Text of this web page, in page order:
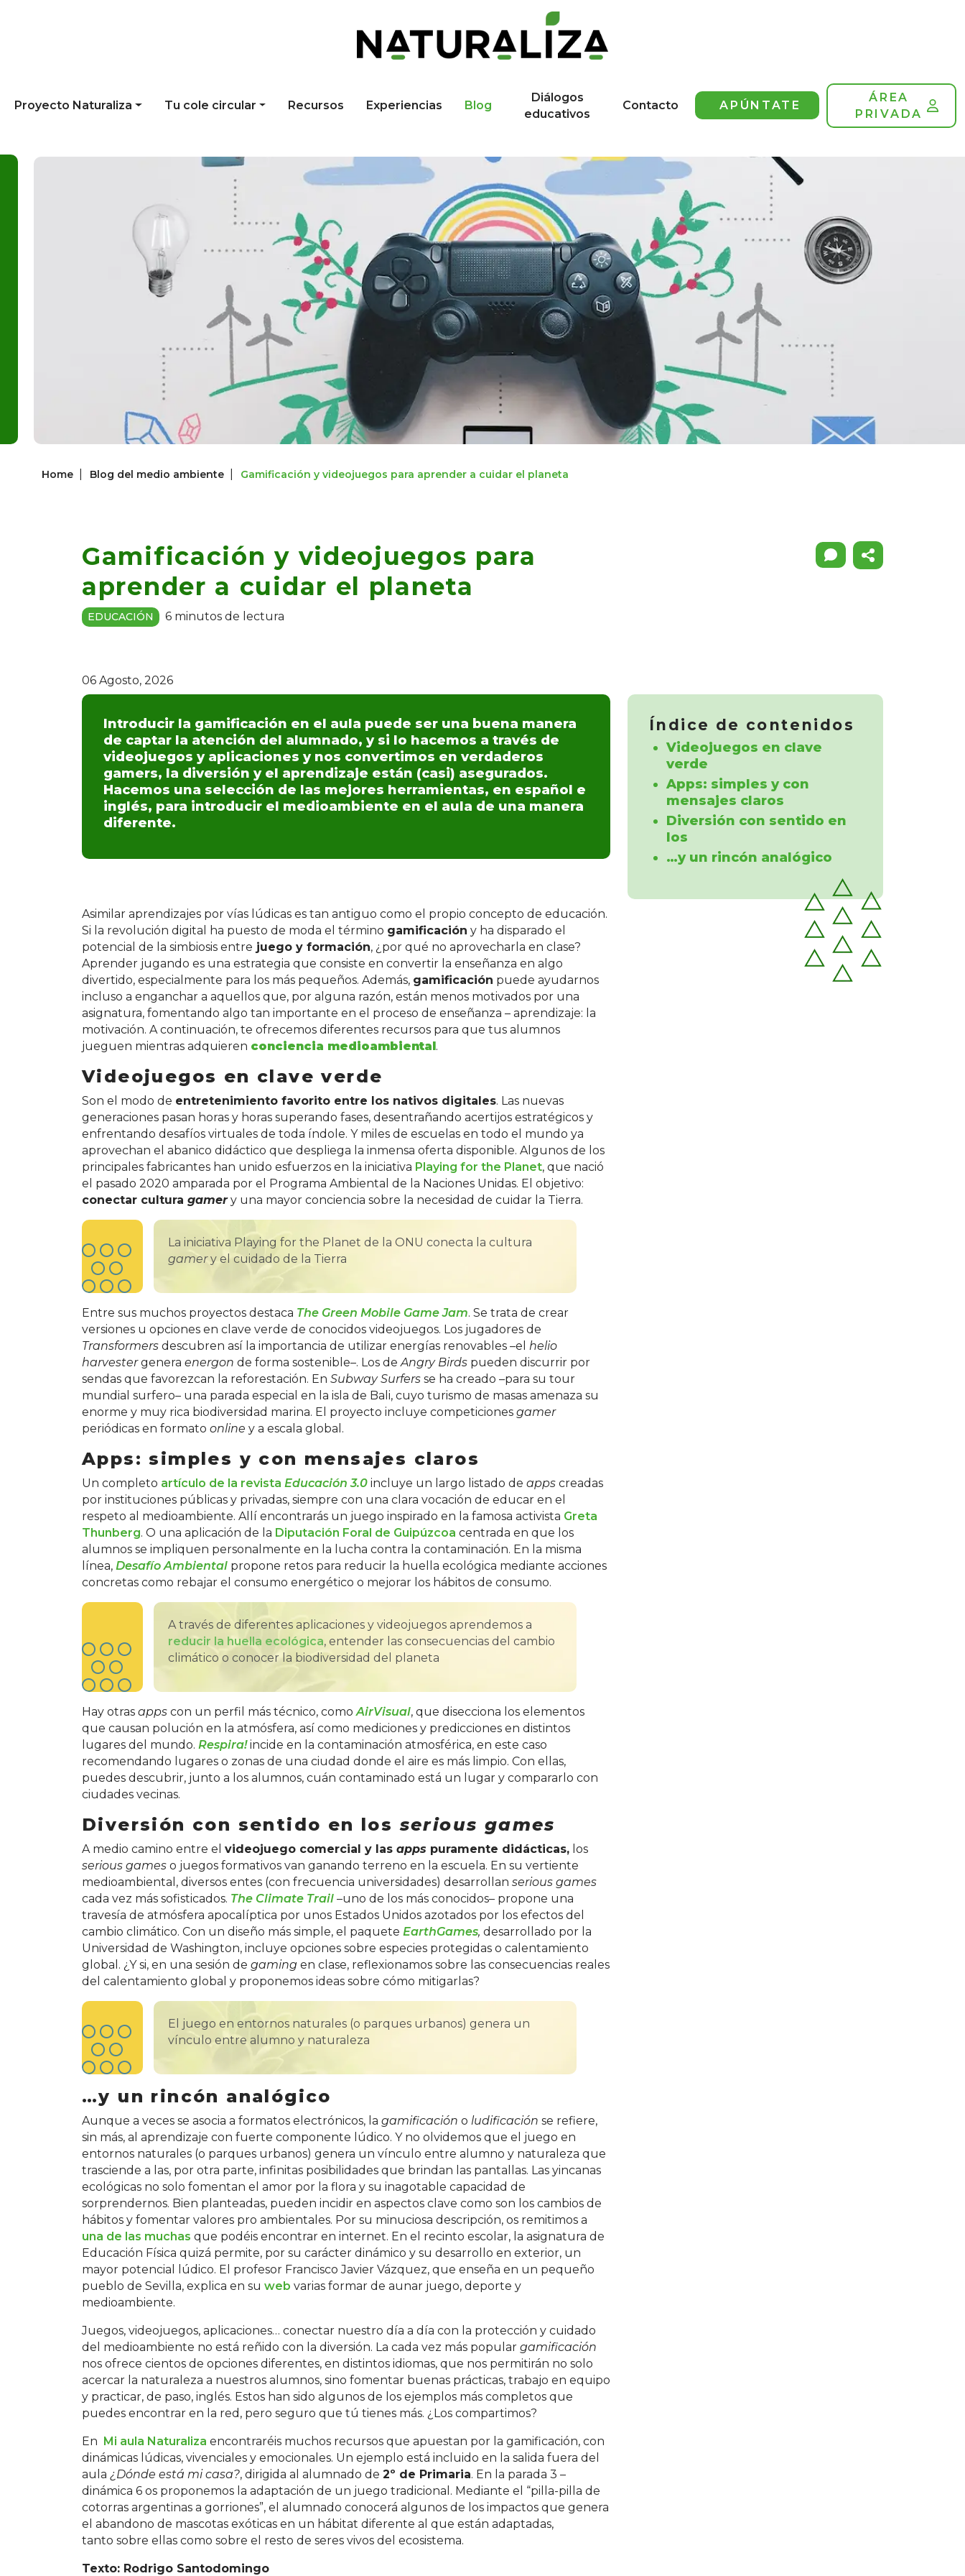
Proyecto Naturaliza Tu cole circular Recursos Experiencias Blog
Diálogos
educativos
Contacto APÚNTATE
ÁREA
PRIVADA
Home Blog del medio ambiente Gamificación y videojuegos para aprender a cuidar el planeta
Gamificación y videojuegos para
aprender a cuidar el planeta
EDUCACIÓN 6 minutos de lectura
06 Agosto, 2026
Introducir la gamificación en el aula puede ser una buena manera
de captar la atención del alumnado, y si lo hacemos a través de
videojuegos y aplicaciones y nos convertimos en verdaderos
gamers, la diversión y el aprendizaje están (casi) asegurados.
Hacemos una selección de las mejores herramientas, en español e
inglés, para introducir el medioambiente en el aula de una manera
diferente.
Asimilar aprendizajes por vías lúdicas es tan antiguo como el propio concepto de educación.
Si la revolución digital ha puesto de moda el término gamificación y ha disparado el
potencial de la simbiosis entre juego y formación, ¿por qué no aprovecharla en clase?
Aprender jugando es una estrategia que consiste en convertir la enseñanza en algo
divertido, especialmente para los más pequeños. Además, gamificación puede ayudarnos
incluso a enganchar a aquellos que, por alguna razón, están menos motivados por una
asignatura, fomentando algo tan importante en el proceso de enseñanza – aprendizaje: la
motivación. A continuación, te ofrecemos diferentes recursos para que tus alumnos
jueguen mientras adquieren conciencia medioambiental.
Videojuegos en clave verde
Son el modo de entretenimiento favorito entre los nativos digitales. Las nuevas
generaciones pasan horas y horas superando fases, desentrañando acertijos estratégicos y
enfrentando desafíos virtuales de toda índole. Y miles de escuelas en todo el mundo ya
aprovechan el abanico didáctico que despliega la inmensa oferta disponible. Algunos de los
principales fabricantes han unido esfuerzos en la iniciativa Playing for the Planet, que nació
el pasado 2020 amparada por el Programa Ambiental de la Naciones Unidas. El objetivo:
conectar cultura gamery una mayor conciencia sobre la necesidad de cuidar la Tierra.
La iniciativa Playing for the Planet de la ONU conecta la cultura
gamery el cuidado de la Tierra
Entre sus muchos proyectos destaca The Green Mobile Game Jam. Se trata de crear
versiones u opciones en clave verde de conocidos videojuegos. Los jugadores de
Transformers descubren así la importancia de utilizar energías renovables –el helio
harvestergenera energon de forma sostenible–. Los deAngry Birds pueden discurrir por
sendas que favorezcan la reforestación. En Subway Surfers se ha creado –para su tour
mundial surfero– una parada especial en la isla de Bali, cuyo turismo de masas amenaza su
enorme y muy rica biodiversidad marina. El proyecto incluye competiciones gamer
periódicas en formato online y a escala global.
Apps: simples y con mensajes claros
Un completo artículo de la revista Educación 3.0 incluye un largo listado de apps creadas
por instituciones públicas y privadas, siempre con una clara vocación de educar en el
respeto al medioambiente. Allí encontrarás un juego inspirado en la famosa activista Greta
Thunberg. O una aplicación de la Diputación Foral de Guipúzcoa centrada en que los
alumnos se impliquen personalmente en la lucha contra la contaminación. En la misma
línea, Desafío Ambiental propone retos para reducir la huella ecológica mediante acciones
concretas como rebajar el consumo energético o mejorar los hábitos de consumo.
A través de diferentes aplicaciones y videojuegos aprendemos a
reducir la huella ecológica, entender las consecuencias del cambio
climático o conocer la biodiversidad del planeta
Hay otras apps con un perfil más técnico, comoAirVisual, que disecciona los elementos
que causan polución en la atmósfera, así como mediciones y predicciones en distintos
lugares del mundo. Respira!incide en la contaminación atmosférica, en este caso
recomendando lugares o zonas de una ciudad donde el aire es más limpio. Con ellas,
puedes descubrir, junto a los alumnos, cuán contaminado está un lugar y compararlo con
ciudades vecinas.
Diversión con sentido en losserious games
A medio camino entre el videojuego comercial y las apps puramente didácticas, los
serious games o juegos formativos van ganando terreno en la escuela. En su vertiente
medioambiental, diversos entes (con frecuencia universidades) desarrollan serious games
cada vez más sofisticados. The Climate Trail –uno de los más conocidos– propone una
travesía de atmósfera apocalíptica por unos Estados Unidos azotados por los efectos del
cambio climático. Con un diseño más simple, el paquete EarthGames, desarrollado por la
Universidad de Washington, incluye opciones sobre especies protegidas o calentamiento
global. ¿Y si, en una sesión de gaming en clase, reflexionamos sobre las consecuencias reales
del calentamiento global y proponemos ideas sobre cómo mitigarlas?
El juego en entornos naturales (o parques urbanos) genera un
vínculo entre alumno y naturaleza
…y un rincón analógico
Aunque a veces se asocia a formatos electrónicos, la gamificación o ludificación se refiere,
sin más, al aprendizaje con fuerte componente lúdico. Y no olvidemos que el juego en
entornos naturales (o parques urbanos) genera un vínculo entre alumno y naturaleza que
trasciende a las, por otra parte, infinitas posibilidades que brindan las pantallas. Las yincanas
ecológicas no solo fomentan el amor por la flora y su inagotable capacidad de
sorprendernos. Bien planteadas, pueden incidir en aspectos clave como son los cambios de
hábitos y fomentar valores pro ambientales. Por su minuciosa descripción, os remitimos a
una de las muchas que podéis encontrar en internet. En el recinto escolar, la asignatura de
Educación Física quizá permite, por su carácter dinámico y su desarrollo en exterior, un
mayor potencial lúdico. El profesor Francisco Javier Vázquez, que enseña en un pequeño
pueblo de Sevilla, explica en su web varias formar de aunar juego, deporte y
medioambiente.
Juegos, videojuegos, aplicaciones… conectar nuestro día a día con la protección y cuidado
del medioambiente no está reñido con la diversión. La cada vez más popular gamificación
nos ofrece cientos de opciones diferentes, en distintos idiomas, que nos permitirán no solo
acercar la naturaleza a nuestros alumnos, sino fomentar buenas prácticas, trabajo en equipo
y practicar, de paso, inglés. Estos han sido algunos de los ejemplos más completos que
puedes encontrar en la red, pero seguro que tú tienes más. ¿Los compartimos?
En Mi aula Naturaliza encontraréis muchos recursos que apuestan por la gamificación, con
dinámicas lúdicas, vivenciales y emocionales. Un ejemplo está incluido en la salida fuera del
aula ¿Dónde está mi casa?, dirigida al alumnado de 2º de Primaria. En la parada 3 –
dinámica 6 os proponemos la adaptación de un juego tradicional. Mediante el “pilla-pilla de
cotorras argentinas a gorriones”, el alumnado conocerá algunos de los impactos que genera
el abandono de mascotas exóticas en un hábitat diferente al que están adaptadas,
tanto sobre ellas como sobre el resto de seres vivos del ecosistema.
Texto: Rodrigo Santodomingo
Índice de contenidos
Videojuegos en clave
verde
Apps: simples y con
mensajes claros
Diversión con sentido en
los
…y un rincón analógico